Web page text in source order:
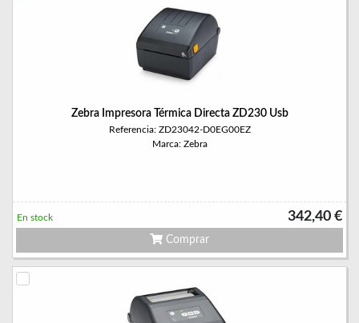
Zebra Impresora Térmica Directa ZD230 Usb
Referencia: ZD23042-D0EG00EZ
Marca: Zebra
342,40 €
En stock
Comprar